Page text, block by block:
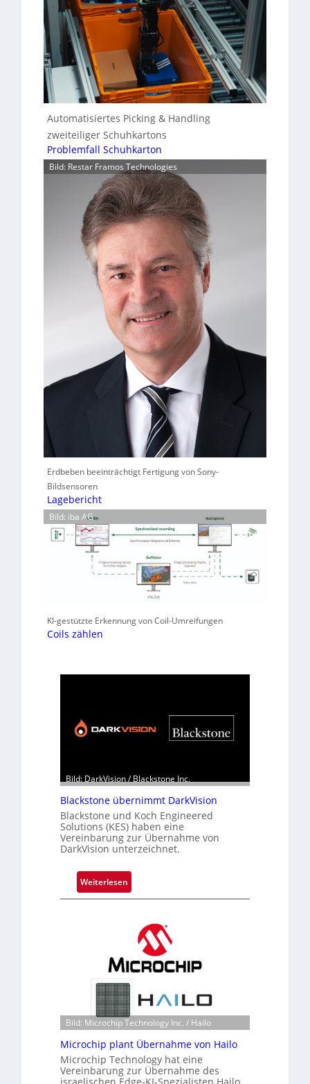
Automatisiertes Picking & Handling
zweiteiliger Schuhkartons
Problemfall Schuhkarton
Bild: Restar Framos Technologies
Erdbeben beeinträchtigt Fertigung von Sony-
Bildsensoren
Lagebericht
Bild: iba AG
KI-gestützte Erkennung von Coil-Umreifungen
Coils zählen
Bild: DarkVision / Blackstone Inc.
Blackstone übernimmt DarkVision
Blackstone und Koch Engineered
Solutions (KES) haben eine
Vereinbarung zur Übernahme von
DarkVision unterzeichnet.
Weiterlesen:
B
s
t
o
n
e
ü
b
e
Bild: Microchip Technology Inc. / Hailo
Microchip plant Übernahme von Hailo
Microchip Technology hat eine
Vereinbarung zur Übernahme des